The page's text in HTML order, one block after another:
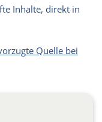
Inhalte, direkt in
Quelle bei